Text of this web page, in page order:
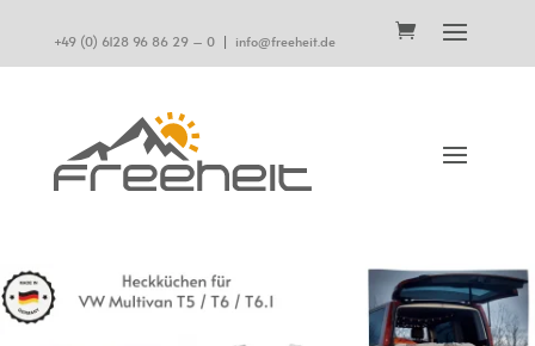
+49 (0) 6128 96 86 29 – 0 | info@freeheit.de